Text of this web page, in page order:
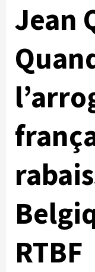
Jean
RTBF